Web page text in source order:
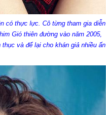
có thực lực. Cô từng tham gia diễn
Gió thiên đường vào năm 2005,
và để lại cho khán giả nhiều ấn